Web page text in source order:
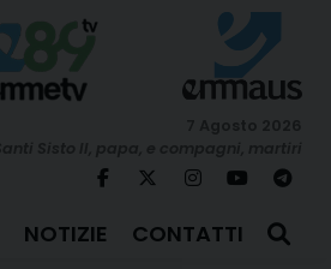
NOTIZIE CONTATTI